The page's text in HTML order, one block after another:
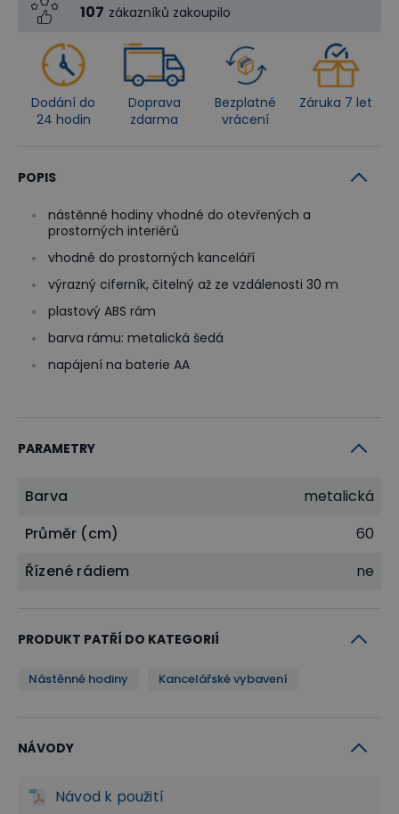
107 zákazníků zakoupilo
Dodání do
24 hodin
Doprava
zdarma
Bezplatné
vrácení
Záruka 7 let
POPIS
nástěnné hodiny vhodné do otevřených a
prostorných interiérů
vhodné do prostorných kanceláří
výrazný ciferník, čitelný až ze vzdálenosti 30 m
plastový ABS rám
barva rámu: metalická šedá
napájení na baterie AA
PARAMETRY
Barva
metalická
Průměr (cm)
60
Řízené rádiem
ne
PRODUKT PATŘÍ DO KATEGORIÍ
Nástěnné hodiny Kancelářské vybavení
NÁVODY
Návod k použití